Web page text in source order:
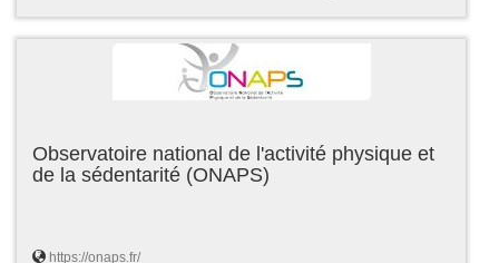
Observatoire national de l'activité physique et
de la sédentarité (ONAPS)
https://onaps.fr/